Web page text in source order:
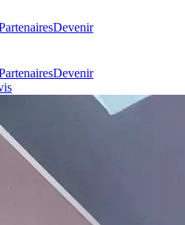
Devenir
Devenir